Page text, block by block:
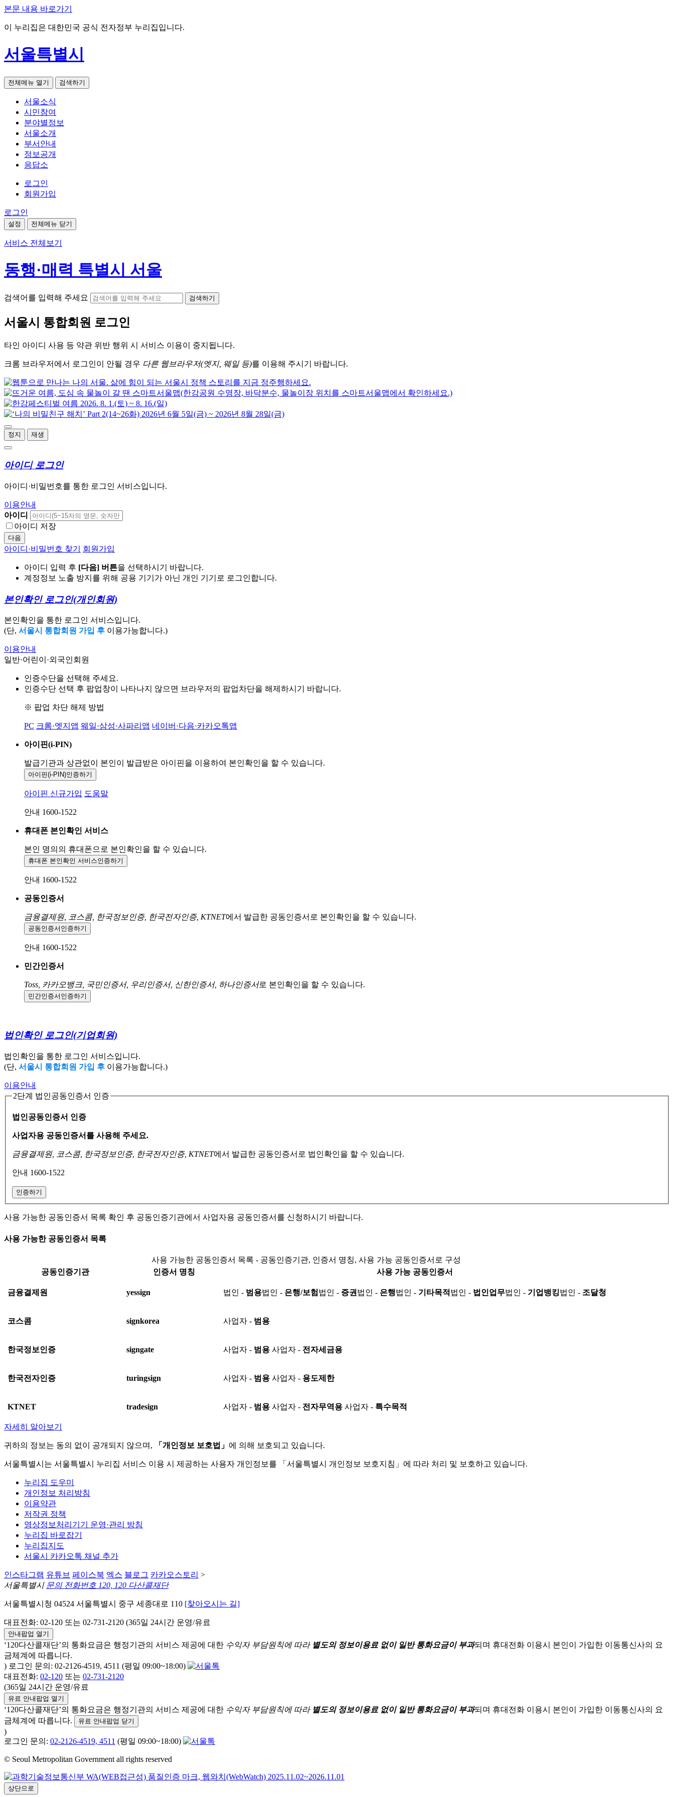
본문 내용 바로가기
이 누리집은 대한민국 공식 전자정부 누리집입니다.
서울특별시
전체메뉴 열기 검색하기
서울소식
시민참여
분야별정보
서울소개
부서안내
정보공개
응답소
로그인
회원가입
로그인
설정 전체메뉴 닫기
서비스 전체보기
동행·매력 특별시 서울
검색어를 입력해 주세요 검색하기
서울시 통합회원 로그인
타인 아이디 사용 등 약관 위반 행위 시 서비스 이용이 중지됩니다.
크롬 브라우저에서 로그인이 안될 경우 다른 웹브라우저(엣지, 웨일 등)를 이용해 주시기 바랍니다.
정지 재생
아이디 로그인
아이디·비밀번호를 통한 로그인 서비스입니다.
이용안내
아이디
아이디 저장
다음
아이디·비밀번호 찾기 회원가입
아이디 입력 후 [다음] 버튼을 선택하시기 바랍니다.
계정정보 노출 방지를 위해 공용 기기가 아닌 개인 기기로 로그인합니다.
본인확인 로그인(개인회원)
본인확인을 통한 로그인 서비스입니다.
(단, 서울시 통합회원 가입 후 이용가능합니다.)
이용안내
일반·어린이·외국인회원
인증수단을 선택해 주세요.
인증수단 선택 후 팝업창이 나타나지 않으면 브라우저의 팝업차단을 해제하시기 바랍니다.
※ 팝업 차단 해제 방법
PC 크롬·엣지앱 웨일·삼성·사파리앱 네이버·다음·카카오톡앱
아이핀(i-PIN)
발급기관과 상관없이 본인이 발급받은 아이핀을 이용하여 본인확인을 할 수 있습니다.
아이핀(i-PIN)인증하기
아이핀 신규가입 도움말
안내 1600-1522
휴대폰 본인확인 서비스
본인 명의의 휴대폰으로 본인확인을 할 수 있습니다.
휴대폰 본인확인 서비스인증하기
안내 1600-1522
공동인증서
금융결제원, 코스콤, 한국정보인증, 한국전자인증, KTNET에서 발급한 공동인증서로 본인확인을 할 수 있습니다.
공동인증서 인증하기
안내 1600-1522
민간인증서
Toss, 카카오뱅크, 국민인증서, 우리인증서, 신한인증서, 하나인증서로 본인확인을 할 수 있습니다.
민간인증서 인증하기
법인확인 로그인(기업회원)
법인확인을 통한 로그인 서비스입니다.
(단, 서울시 통합회원 가입 후 이용가능합니다.)
이용안내
2단계 법인공동인증서 인증
법인공동인증서 인증
사업자용 공동인증서를 사용해 주세요.
금융결제원, 코스콤, 한국정보인증, 한국전자인증, KTNET에서 발급한 공동인증서로 법인확인을 할 수 있습니다.
안내 1600-1522
인증하기
사용 가능한 공동인증서 목록 확인 후 공동인증기관에서 사업자용 공동인증서를 신청하시기 바랍니다.
사용 가능한 공동인증서 목록
사용 가능한 공동인증서 목록 - 공동인증기관, 인증서 명칭, 사용 가능 공동인증서로 구성
공동인증기관
인증서 명칭 사용 가능 공동인증서
금융결제원 yessign 법인 - 범용법인 - 은행/보험 법인 - 증권 법인 - 은행법인 - 기타목적 법인 - 법인업무법인 - 기업뱅킹법인 - 조달청
코스콤 signkorea 사업자 - 범용
한국정보인증 signgate 사업자 - 범용 사업자 - 전자세금용
한국전자인증 turingsign 사업자 - 범용 사업자 - 용도제한
KTNET tradesign 사업자 - 범용 사업자 - 전자무역용 사업자 - 특수목적
자세히 알아보기
귀하의 정보는 동의 없이 공개되지 않으며, 「개인정보 보호법」 에 의해 보호되고 있습니다.
서울특별시는 서울특별시 누리집 서비스 이용 시 제공하는 사용자 개인정보를 「서울특별시 개인정보 보호지침」에 따라 처리 및 보호하고 있습니다.
누리집 도우미
개인정보 처리방침
이용약관
저작권 정책
영상정보처리기기 운영·관리 방침
누리집 바로잡기
누리집지도
서울시 카카오톡 채널 추가
인스타그램 유튜브 페이스북 엑스 블로그 카카오스토리 >
서울특별시 문의 전화번호 120, 120 다산콜재단
서울특별시청 04524 서울특별시 중구 세종대로 110 [찾아오시는 길]
대표전화: 02-120 또는 02-731-2120 (365일 24시간 운영/유료
안내팝업 열기
‘120다산콜재단’의 통화요금은 행정기관의 서비스 제공에 대한 수익자 부담원칙에 따라 별도의 정보이용료 없이 일반 통화요금이 부과되며 휴대전화 이용시 본인이 가입한 이동통신사의 요
금체계에 따릅니다.
) 로그인 문의: 02-2126-4519, 4511 (평일 09:00~18:00)
대표전화: 02-120 또는 02-731-2120
(365일 24시간 운영/유료
유료 안내팝업 열기
‘120다산콜재단’의 통화요금은 행정기관의 서비스 제공에 대한 수익자 부담원칙에 따라 별도의 정보이용료 없이 일반 통화요금이 부과되며 휴대전화 이용시 본인이 가입한 이동통신사의 요
금체계에 따릅니다.
유료 안내팝업 닫기
)
로그인 문의: 02-2126-4519, 4511 (평일 09:00~18:00)
© Seoul Metropolitan Government all rights reserved
상단으로